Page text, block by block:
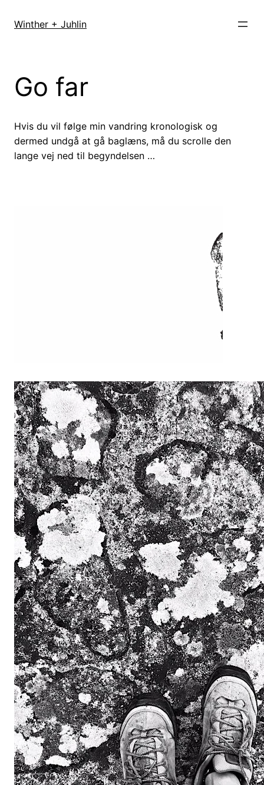
Winther + Juhlin
Go far
Hvis du vil følge min vandring kronologisk og
dermed undgå at gå baglæns, må du scrolle den
lange vej ned til begyndelsen …